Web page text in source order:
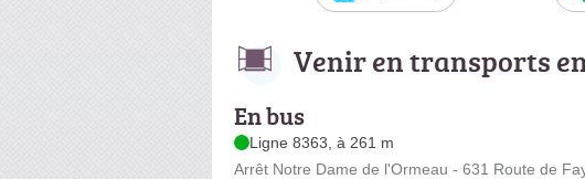
Venir en transports
En bus
Ligne 8363, à 261 m
Arrêt Notre Dame de l'Ormeau - 631 Route de